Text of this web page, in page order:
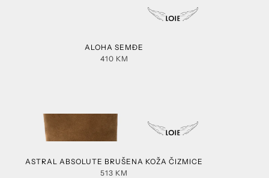
ALOHA SEMĐE
410 KM
ASTRAL ABSOLUTE BRUŠENA KOŽA ČIZMICE
513 KM